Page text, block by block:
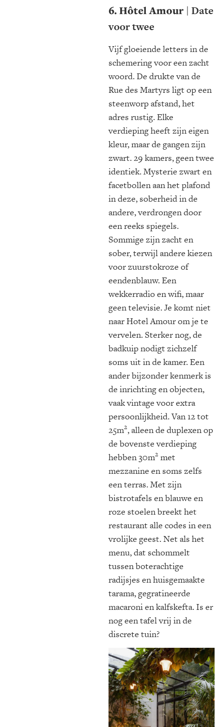
6. Hôtel Amour | Date
voor twee
Vijf gloeiende letters in de
schemering voor een zacht
woord. De drukte van de
Rue des Martyrs ligt op een
steenworp afstand, het
adres rustig. Elke
verdieping heeft zijn eigen
kleur, maar de gangen zijn
zwart. 29 kamers, geen twee
identiek. Mysterie zwart en
facetbollen aan het plafond
in deze, soberheid in de
andere, verdrongen door
een reeks spiegels.
Sommige zijn zacht en
sober, terwijl andere kiezen
voor zuurstokroze of
eendenblauw. Een
wekkerradio en wifi, maar
geen televisie. Je komt niet
naar Hotel Amour om je te
vervelen. Sterker nog, de
badkuip nodigt zichzelf
soms uit in de kamer. Een
ander bijzonder kenmerk is
de inrichting en objecten,
vaak vintage voor extra
persoonlijkheid. Van 12 tot
25m2, alleen de duplexen op
de bovenste verdieping
hebben 30m2 met
mezzanine en soms zelfs
een terras. Met zijn
bistrotafels en blauwe en
roze stoelen breekt het
restaurant alle codes in een
vrolijke geest. Net als het
menu, dat schommelt
tussen boterachtige
radijsjes en huisgemaakte
tarama, gegratineerde
macaroni en kalfskefta. Is er
nog een tafel vrij in de
discrete tuin?